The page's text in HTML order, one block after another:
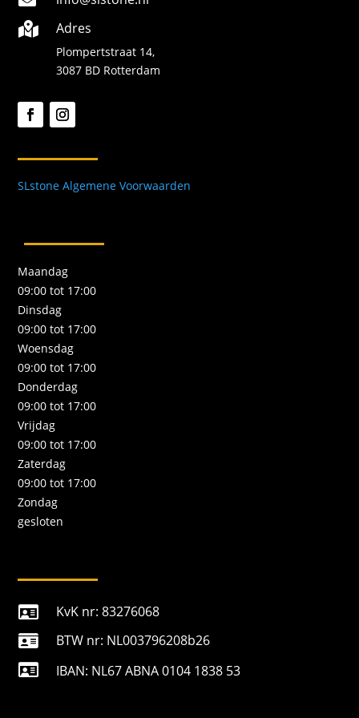

Adres
Plompertstraat 14,
3087 BD Rotterdam
SLstone Algemene Voorwaarden
Maandag
09:00 tot 17:00
Dinsdag
09:00 tot 17:00
Woensdag
09:00 tot 17:00
Donderdag
09:00 tot 17:00
Vrijdag
09:00 tot 17:00
Zaterdag
09:00 tot 17:00
Zondag
gesloten

KvK nr: 83276068

BTW nr: NL003796208b26

IBAN: NL67 ABNA 0104 1838 53